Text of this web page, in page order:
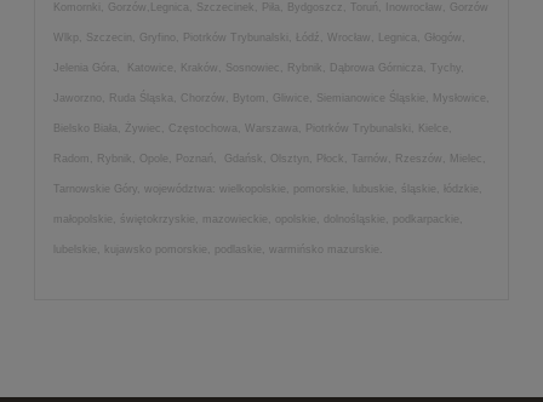
Komornki, Gorzów,Legnica, Szczecinek, Piła, Bydgoszcz, Toruń, Inowrocław, Gorzów
Wlkp, Szczecin, Gryfino, Piotrków Trybunalski, Łódź, Wrocław, Legnica, Głogów,
Jelenia Góra, Katowice, Kraków, Sosnowiec, Rybnik, Dąbrowa Górnicza, Tychy,
Jaworzno, Ruda Śląska, Chorzów, Bytom, Gliwice, Siemianowice Śląskie, Mysłowice,
Bielsko Biała, Żywiec, Częstochowa, Warszawa, Piotrków Trybunalski, Kielce,
Radom, Rybnik, Opole, Poznań, Gdańsk, Olsztyn, Płock, Tarnów, Rzeszów, Mielec,
Tarnowskie Góry, województwa: wielkopolskie, pomorskie, lubuskie, śląskie, łódzkie,
małopolskie, świętokrzyskie, mazowieckie, opolskie, dolnośląskie, podkarpackie,
lubelskie, kujawsko pomorskie, podlaskie, warmińsko mazurskie.